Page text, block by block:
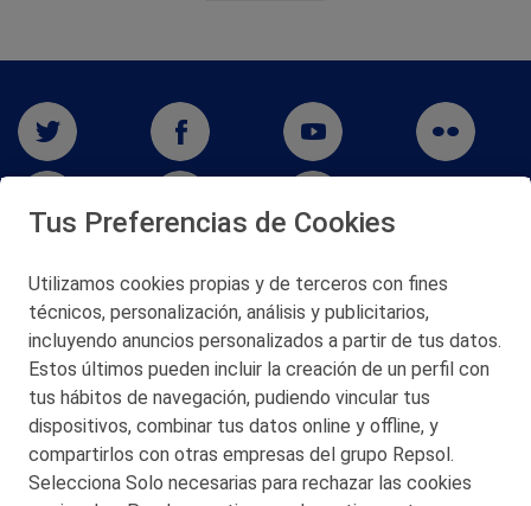
San Martín 5-Edificio Muñatones,
48550 Muskiz (Bizkaia)
Telf. 946 357 000
© 2026 Petronor S.A.
Tus Preferencias de Cookies
Utilizamos cookies propias y de terceros con fines
técnicos, personalización, análisis y publicitarios,
incluyendo anuncios personalizados a partir de tus datos.
Estos últimos pueden incluir la creación de un perfil con
tus hábitos de navegación, pudiendo vincular tus
dispositivos, combinar tus datos online y offline, y
compartirlos con otras empresas del grupo Repsol.
Selecciona Solo necesarias para rechazar las cookies